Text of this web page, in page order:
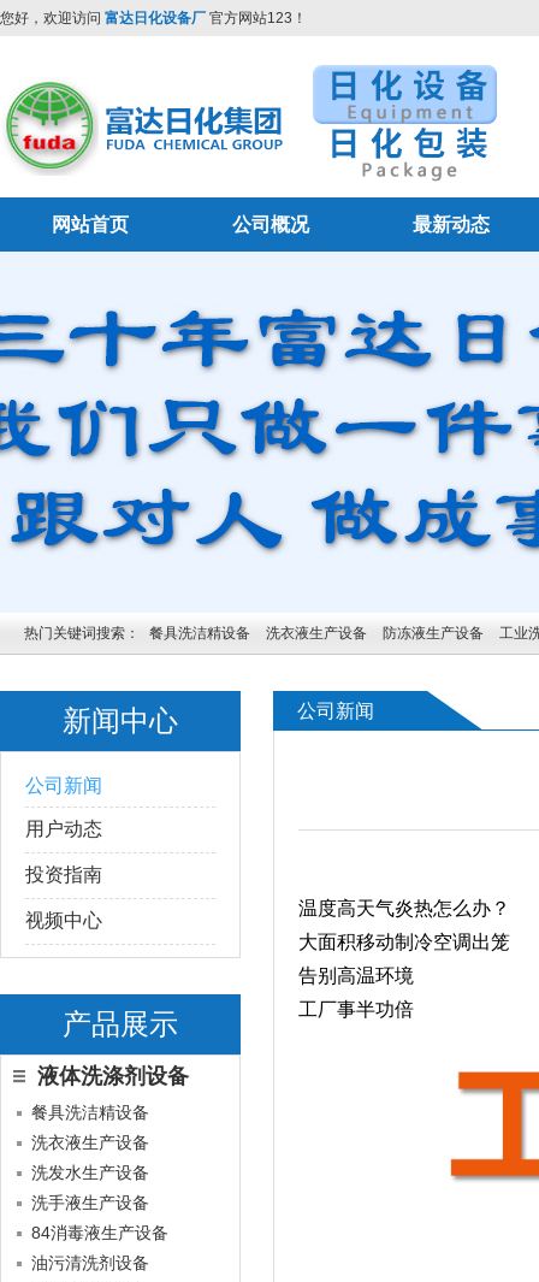
您好，欢迎访问 富达日化设备厂 官方网站123！
网站首页 公司概况 最新动态
热门关键词搜索： 餐具洗洁精设备 洗衣液生产设备 防冻液生产设备 工业
新闻中心
公司新闻
用户动态
投资指南
视频中心
产品展示
液体洗涤剂设备
餐具洗洁精设备
洗衣液生产设备
洗发水生产设备
洗手液生产设备
84消毒液生产设备
油污清洗剂设备
公司新闻
温度高天气炎热怎么办？
大面积移动制冷空调出笼
告别高温环境
工厂事半功倍